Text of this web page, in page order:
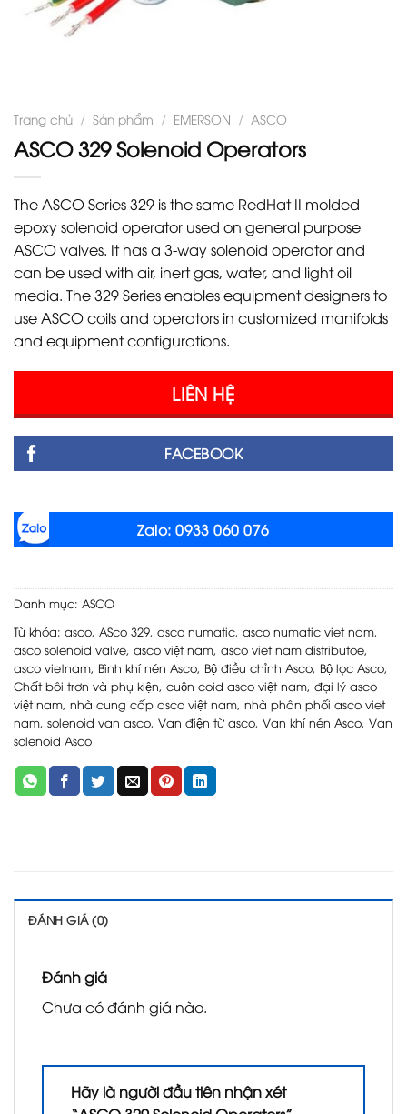
Trang chủ / Sản phẩm / EMERSON / ASCO
ASCO 329 Solenoid Operators
The ASCO Series 329 is the same RedHat II molded
epoxy solenoid operator used on general purpose
ASCO valves. It has a 3-way solenoid operator and
can be used with air, inert gas, water, and light oil
media. The 329 Series enables equipment designers to
use ASCO coils and operators in customized manifolds
and equipment configurations.
LIÊN HỆ
FACEBOOK
Zalo: 0933 060 076
Danh mục: ASCO
Từ khóa: asco, ASco 329, asco numatic, asco numatic viet nam,
asco solenoid valve, asco việt nam, asco viet nam distributoe,
asco vietnam, Bình khí nén Asco, Bộ điều chỉnh Asco, Bộ lọc Asco,
Chất bôi trơn và phụ kiện, cuộn coid asco việt nam, đại lý asco
việt nam, nhà cung cấp asco việt nam, nhà phân phối asco viet
nam, solenoid van asco, Van điện từ asco, Van khí nén Asco, Van
solenoid Asco
ĐÁNH GIÁ (0)
Đánh giá
Chưa có đánh giá nào.
Hãy là người đầu tiên nhận xét